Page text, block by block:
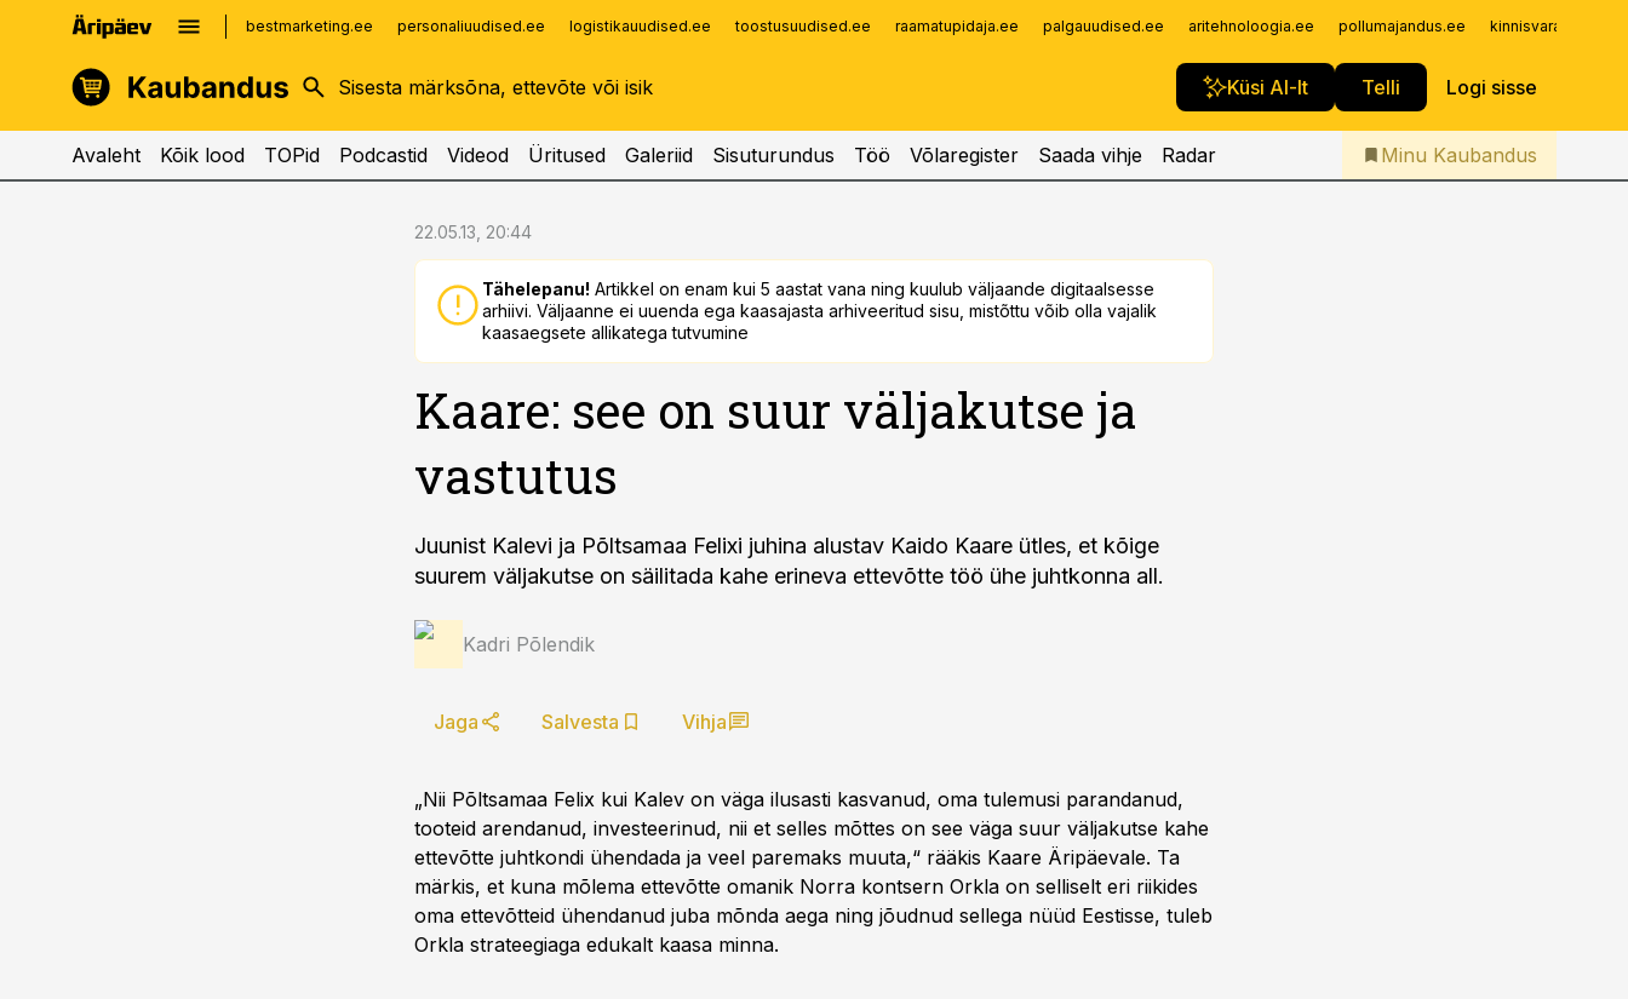
bestmarketing.ee personaliuudised.ee logistikauudised.ee toostusuudised.ee raamatupidaja.ee palgauudised.ee aritehnoloogia.ee pollumajandus.ee
Küsi AI-lt Telli Logi sisse
kinnisvarauudised.ee
logistikauudised.ee
imelineajalugu.ee
Infopank
Iseteenindus
Telli Kaubandus
Avaleht Kõik lood TOPid Podcastid Videod Üritused Galeriid Sisuturundus Töö Võlaregister Saada vihje Radar Minu Kaubandus
22.05.13, 20:44
Tähelepanu! Artikkel on enam kui 5 aastat vana ning kuulub väljaande digitaalsesse
arhiivi. Väljaanne ei uuenda ega kaasajasta arhiveeritud sisu, mistõttu võib olla vajalik
kaasaegsete allikatega tutvumine
Kaare: see on suur väljakutse ja
vastutus
Juunist Kalevi ja Põltsamaa Felixi juhina alustav Kaido Kaare ütles, et kõige
suurem väljakutse on säilitada kahe erineva ettevõtte töö ühe juhtkonna all.
Kadri Põlendik
Jaga Salvesta Vihja
„Nii Põltsamaa Felix kui Kalev on väga ilusasti kasvanud, oma tulemusi parandanud,
tooteid arendanud, investeerinud, nii et selles mõttes on see väga suur väljakutse kahe
ettevõtte juhtkondi ühendada ja veel paremaks muuta,“ rääkis Kaare Äripäevale. Ta
märkis, et kuna mõlema ettevõtte omanik Norra kontsern Orkla on selliselt eri riikides
oma ettevõtteid ühendanud juba mõnda aega ning jõudnud sellega nüüd Eestisse, tuleb
Orkla strateegiaga edukalt kaasa minna.